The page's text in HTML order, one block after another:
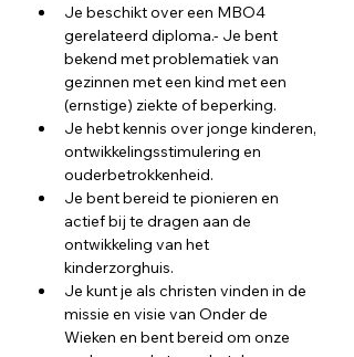
Je beschikt over een MBO4
gerelateerd diploma.- Je bent
bekend met problematiek van
gezinnen met een kind met een
(ernstige) ziekte of beperking.
Je hebt kennis over jonge kinderen,
ontwikkelingsstimulering en
ouderbetrokkenheid.
Je bent bereid te pionieren en
actief bij te dragen aan de
ontwikkeling van het
kinderzorghuis.
Je kunt je als christen vinden in de
missie en visie van Onder de
Wieken en bent bereid om onze